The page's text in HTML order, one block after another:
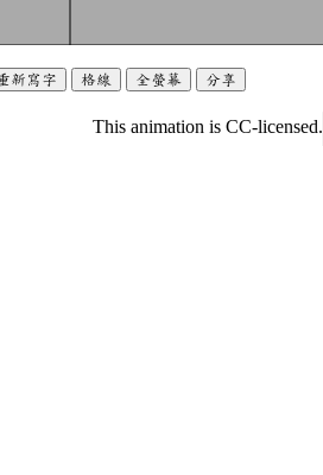
新寫字 格線 全螢幕 分享
This animation is CC-licensed.